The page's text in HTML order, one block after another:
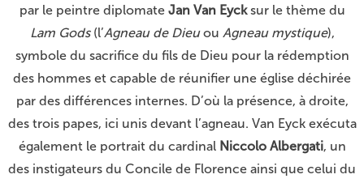
par le peintre diplomate Jan Van Eycksur le thème du
Lam Gods(l’Agneau de Dieuou Agneau mystique),
symbole du sacrifice du fils de Dieu pour la rédemption
des hommes et capable de réunifier une église déchirée
par des différences internes. D’où la présence, à droite,
des trois papes, ici unis devant l’agneau. Van Eyck exécuta
également le portrait du cardinal Niccolo Albergati, un
des instigateurs du Concile de Florence ainsi que celui du